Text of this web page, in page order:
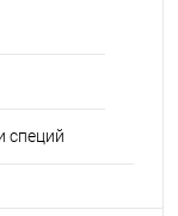
специй